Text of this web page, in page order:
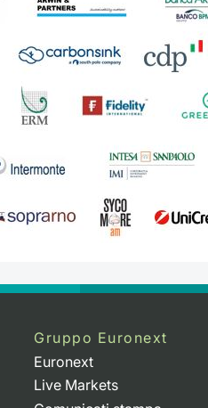
Gruppo Euronext
Euronext
Live Markets